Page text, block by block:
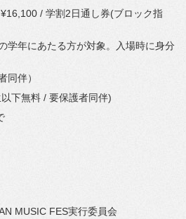
/ 学割2日通し券(ブロック指
学年にあたる方が対象。入場時に身分
同伴）
下無料 / 要保護者同伴)
MUSIC FES実行委員会